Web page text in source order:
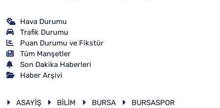
Hava Durumu
Trafik Durumu
Puan Durumu ve Fikstür
Tüm Manşetler
Son Dakika Haberleri
Haber Arşivi
ASAYİŞ BİLİM BURSA
BURSASPOR